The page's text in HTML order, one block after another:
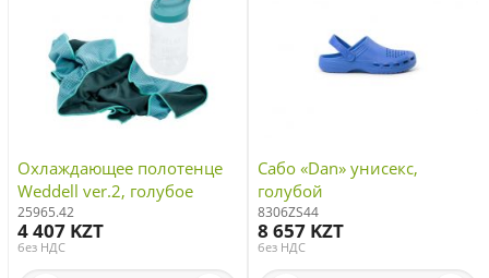
Охлаждающее полотенце
Weddell ver.2, голубое
25965.42
4 407 KZT
без НДС
Сабо «Dan» унисекс,
голубой
8306ZS44
8 657 KZT
без НДС